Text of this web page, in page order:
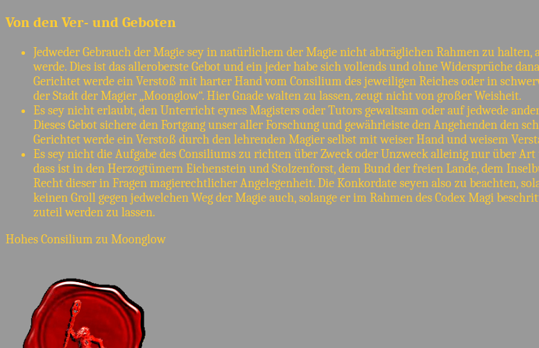
Von den Ver- und Geboten
Jedweder Gebrauch der Magie sey in natürlichem der Magie nicht abträglichen Rahmen zu halten,
werde. Dies ist das alleroberste Gebot und ein jeder habe sich vollends und ohne Widersprüche
Gerichtet werde ein Verstoß mit harter Hand vom Consilium des jeweiligen Reiches oder in
der Stadt der Magier „Moonglow“. Hier Gnade walten zu lassen, zeugt nicht von großer Weisheit.
Es sey nicht erlaubt, den Unterricht eynes Magisters oder Tutors gewaltsam oder auf jedwede
Dieses Gebot sichere den Fortgang unser aller Forschung und gewährleiste den Angehenden den
Gerichtet werde ein Verstoß durch den lehrenden Magier selbst mit weiser Hand und weisem
Es sey nicht die Aufgabe des Consiliums zu richten über Zweck oder Unzweck alleinig nur über
dass ist in den Herzogtümern Eichenstein und Stolzenforst, dem Bund der freien Lande, dem
Recht dieser in Fragen magierechtlicher Angelegenheit. Die Konkordate seyen also zu beachten,
keinen Groll gegen jedwelchen Weg der Magie auch, solange er im Rahmen des Codex Magi
zuteil werden zu lassen.
Hohes Consilium zu Moonglow